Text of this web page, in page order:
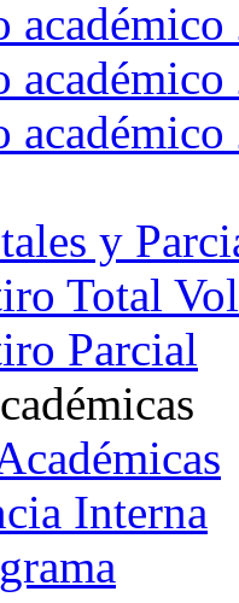
académico
académico
académico
y
Total
Parcial
Interna